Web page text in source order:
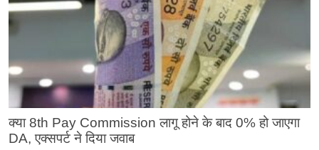
क्या 8th Pay Commission लागू होने के बाद 0% हो जाएगा
DA, एक्सपर्ट ने दिया जवाब